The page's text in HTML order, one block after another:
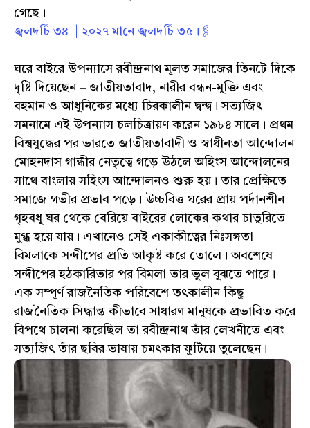
গেছে।
জ্বলদর্চি ৩৪ || ২০২৭ মানে জ্বলদর্চি ৩৫।🖇️
ঘরে বাইরে উপন্যাসে রবীন্দ্রনাথ মূলত সমাজের তিনটে দিকে
দৃষ্টি দিয়েছেন – জাতীয়তাবাদ, নারীর বন্ধন-মুক্তি এবং
বহমান ও আধুনিকের মধ্যে চিরকালীন দ্বন্দ্ব। সত্যজিৎ
সমনামে এই উপন্যাস চলচিত্রায়ণ করেন ১৯৮৪ সালে। প্রথম
বিশ্বযুদ্ধের পর ভারতে জাতীয়তাবাদী ও স্বাধীনতা আন্দোলন
মোহনদাস গান্ধীর নেতৃত্বে গড়ে উঠলে অহিংস আন্দোলনের
সাথে বাংলায় সহিংস আন্দোলনও শুরু হয়। তার প্রেক্ষিতে
সমাজে গভীর প্রভাব পড়ে। উচ্চবিত্ত ঘরের প্রায় পর্দানশীন
গৃহবধূ ঘর থেকে বেরিয়ে বাইরের লোকের কথার চাতুরিতে
মুগ্ধ হয়ে যায়। এখানেও সেই একাকীত্বের নিঃসঙ্গতা
বিমলাকে সন্দীপের প্রতি আকৃষ্ট করে তোলে। অবশেষে
সন্দীপের হঠকারিতার পর বিমলা তার ভুল বুঝতে পারে।
এক সম্পূর্ণ রাজনৈতিক পরিবেশে তৎকালীন কিছু
রাজনৈতিক সিদ্ধান্ত কীভাবে সাধারণ মানুষকে প্রভাবিত করে
বিপথে চালনা করেছিল তা রবীন্দ্রনাথ তাঁর লেখনীতে এবং
সত্যজিৎ তাঁর ছবির ভাষায় চমৎকার ফুটিয়ে তুলেছেন।